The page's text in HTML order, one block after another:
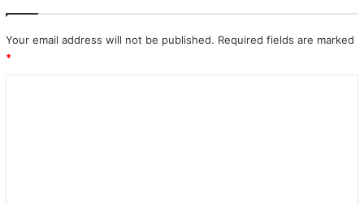
Your email address will not be published. Required fields are marked
*